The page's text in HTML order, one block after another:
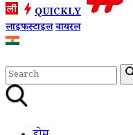
QUICKLY
लाइफस्टाइलवायरल